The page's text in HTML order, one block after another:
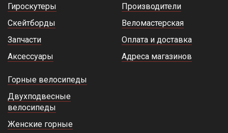
Гироскутеры
Скейтборды
Запчасти
Аксессуары
Производители
Веломастерская
Оплата и доставка
Адреса магазинов
Горные велосипеды
Двухподвесные
велосипеды
Женские горные